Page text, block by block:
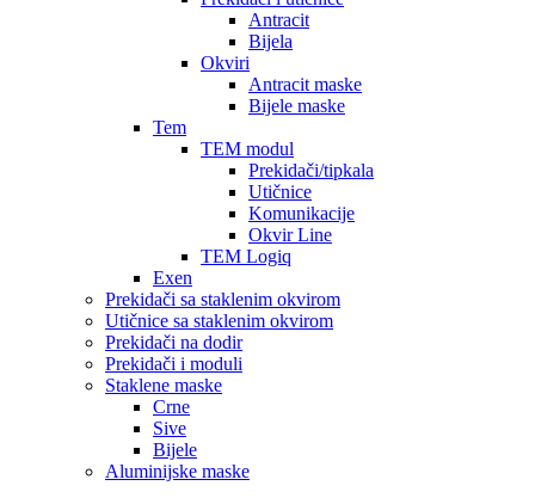
Antracit
Bijela
Okviri
Antracit maske
Bijele maske
Tem
TEM modul
Prekidači/tipkala
Utičnice
Komunikacije
Okvir Line
TEM Logiq
Exen
Prekidači sa staklenim okvirom
Utičnice sa staklenim okvirom
Prekidači na dodir
Prekidači i moduli
Staklene maske
Crne
Sive
Bijele
Aluminijske maske